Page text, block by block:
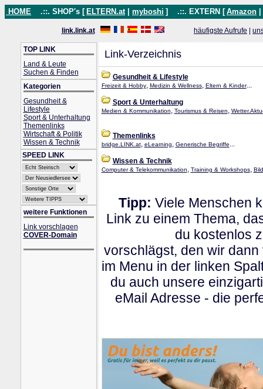
HOME .::. SHOP's [ ELTERN.at myboshi ] .::. EXTERN [ Amazon
link.link.at häufigste Aufrufe
TOP LINK
Land & Leute
Suchen & Finden
Kategorien
Gesundheit &
Lifestyle
Sport & Unterhaltung
Themenlinks
Wirtschaft & Politik
Wissen & Technik
SPEED LINK
weitere Funktionen
Link vorschlagen
COVER-Domain
Link-Verzeichnis
Gesundheit & Lifestyle
Freizeit & Hobby, Medizin & Wellness, Eltern & Kinder...
Sport & Unterhaltung
Medien & Kommunikation, Tourismus & Reisen,
Themenlinks
bridge.LINK.at, eLearning, Generische Begriffe...
Wissen & Technik
Computer & Telekommunikation, Training & Workshops,
Tipp: Viele Menschen
Link zu einem Thema,
du kostenlos
vorschlägst, den wir
im Menu in der linken
du auch unsere
eMail Adresse - die